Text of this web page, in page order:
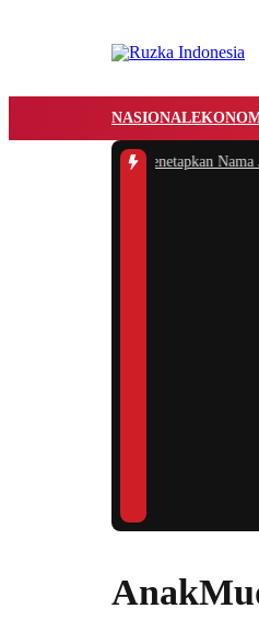
NASIONAL
Bogor Resmi Menetapkan Nama